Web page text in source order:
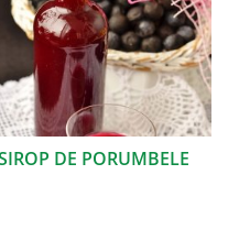
DE PORUMBELE